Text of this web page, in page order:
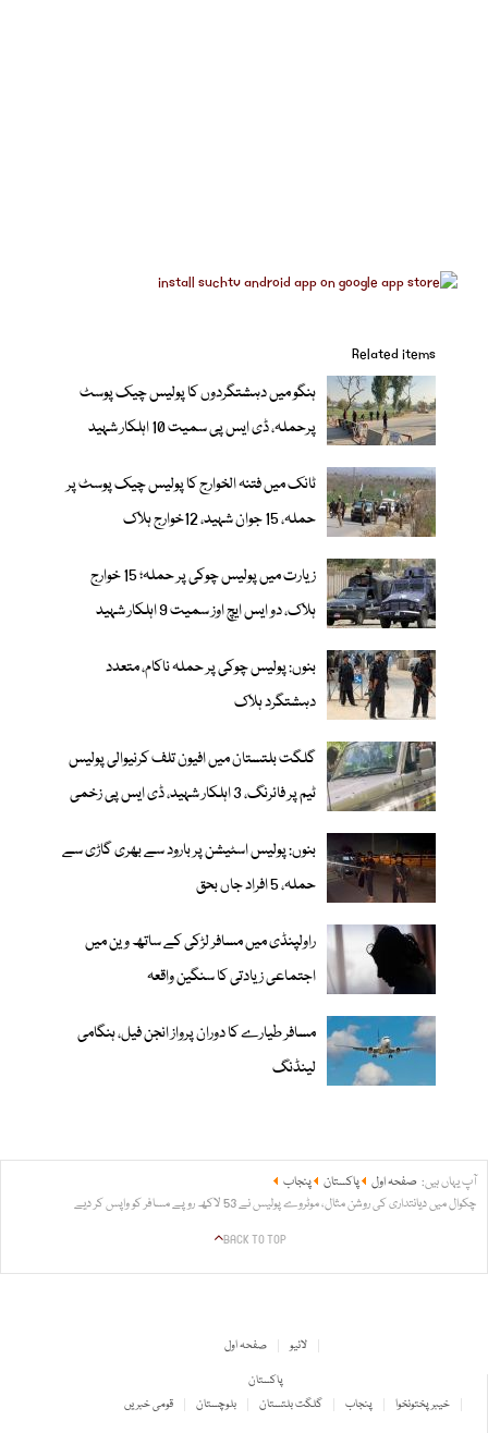
Related items
ہنگو میں دہشتگردوں کا پولیس چیک پوسٹ
پرحملہ، ڈی ایس پی سمیت 10 اہلکار شہید
ٹانک میں فتنہ الخوارج کا پولیس چیک پوسٹ پر
حملہ، 15 جوان شہید، 12خوارج ہلاک
زیارت میں پولیس چوکی پر حملہ؛ 15 خوارج
ہلاک، دو ایس ایچ اوز سمیت 9 اہلکار شہید
بنوں: پولیس چوکی پر حملہ ناکام، متعدد
دہشتگرد ہلاک
گلگت بلتستان میں افیون تلف کرنیوالی پولیس
ٹیم پر فائرنگ، 3 اہلکار شہید، ڈی ایس پی زخمی
بنوں: پولیس اسٹیشن پر بارود سے بھری گاڑی سے
حملہ، 5 افراد جاں بحق
راولپنڈی میں مسافر لڑکی کے ساتھ وین میں
اجتماعی زیادتی کا سنگین واقعہ
مسافر طیارے کا دوران پرواز انجن فیل، ہنگامی
لینڈنگ
آپ یہاں ہیں: صفحہ اول پاکستان
پنجاب
چکوال میں دیانتداری کی روشن مثال، موٹروے پولیس نے 53 لاکھ روپے مسافر کو واپس کر دیے
BACK TO TOP
صفحہ اول
لائیو
پاکستان
قومی خبریں
بلوچستان گلگت بلتستان پنجاب
خیبر پختونخوا